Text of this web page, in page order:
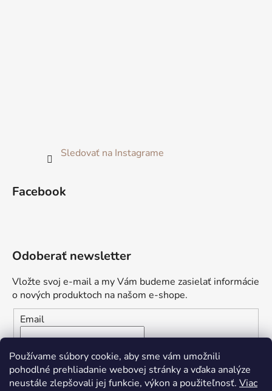
Používame súbory cookie, aby sme vám umožnili
pohodlné prehliadanie webovej stránky a vďaka analýze
neustále zlepšovali jej funkcie, výkon a použiteľnosť. Viac
Sledovať na Instagrame
Facebook
Odoberať newsletter
Vložte svoj e-mail a my Vám budeme zasielať informácie
o nových produktoch na našom e-shope.
Email
Vložením e-mailu súhlasíte s
podmienkami ochrany
osobných údajov